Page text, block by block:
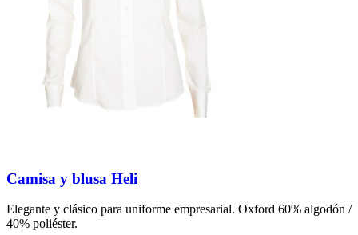
Camisa y blusa Heli
Elegante y clásico para uniforme empresarial. Oxford 60% algodón /
40% poliéster.